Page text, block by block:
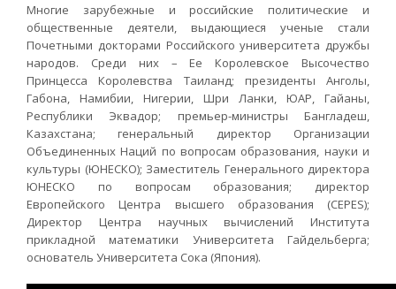
Многие зарубежные и российские политические и
общественные деятели, выдающиеся ученые стали
Почетными докторами Российского университета дружбы
народов. Среди них – Ее Королевское Высочество
Принцесса Королевства Таиланд; президенты Анголы,
Габона, Намибии, Нигерии, Шри Ланки, ЮАР, Гайаны,
Республики Эквадор; премьер-министры Бангладеш,
Казахстана; генеральный директор Организации
Объединенных Наций по вопросам образования, науки и
культуры (ЮНЕСКО); Заместитель Генерального директора
ЮНЕСКО по вопросам образования; директор
Европейского Центра высшего образования (CEPES);
Директор Центра научных вычислений Института
прикладной математики Университета Гайдельберга;
основатель Университета Сока (Япония).